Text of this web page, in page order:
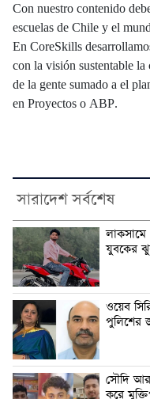
Con nuestro contenido
escuelas de Chile y el
En CoreSkills
con la visión sustentable
de la gente sumado a el
en Proyectos o ABP.
সারাদেশ সর্বশেষ
লাকসামে
যুবকের
ওয়েব
পুলিশের
সৌদি
করে